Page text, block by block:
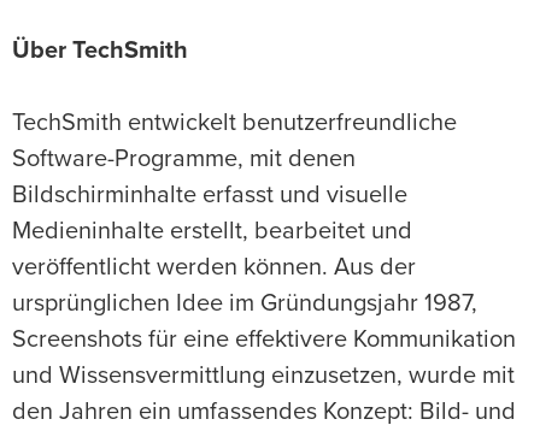
Über TechSmith
TechSmith entwickelt benutzerfreundliche
Software-Programme, mit denen
Bildschirminhalte erfasst und visuelle
Medieninhalte erstellt, bearbeitet und
veröffentlicht werden können. Aus der
ursprünglichen Idee im Gründungsjahr 1987,
Screenshots für eine effektivere Kommunikation
und Wissensvermittlung einzusetzen, wurde mit
den Jahren ein umfassendes Konzept: Bild- und